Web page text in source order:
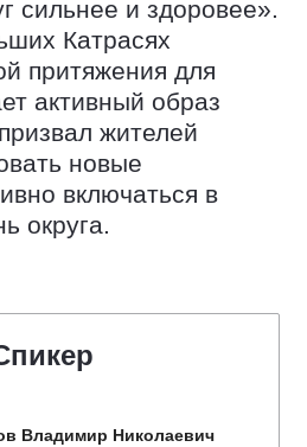
сильнее и здоровее».
Катрасях
притяжения для
активный образ
жителей
новые
включаться в
округа.
Владимир Николаевич